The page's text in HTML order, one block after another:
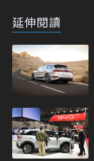
延伸閱讀